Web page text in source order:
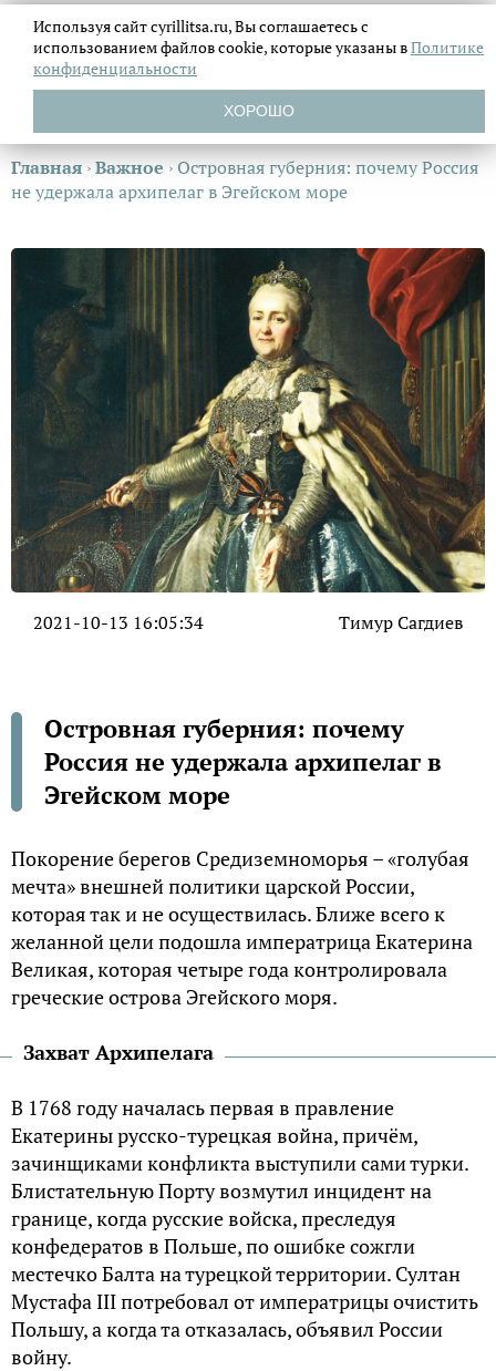
Главная ›Важное ›Островная губерния: почему Россия
не удержала архипелаг в Эгейском море
2021-10-13 16:05:34 Тимур Сагдиев
Островная губерния: почему
Россия не удержала архипелаг в
Эгейском море
Покорение берегов Средиземноморья – «голубая
мечта» внешней политики царской России,
которая так и не осуществилась. Ближе всего к
желанной цели подошла императрица Екатерина
Великая, которая четыре года контролировала
греческие острова Эгейского моря.
Захват Архипелага
В 1768 году началась первая в правление
Екатерины русско-турецкая война, причём,
зачинщиками конфликта выступили сами турки.
Блистательную Порту возмутил инцидент на
границе, когда русские войска, преследуя
конфедератов в Польше, по ошибке сожгли
местечко Балта на турецкой территории. Султан
Мустафа III потребовал от императрицы очистить
Польшу, а когда та отказалась, объявил России
войну.
Используя сайт cyrillitsa.ru, Вы соглашаетесь с
использованием файловcookie, которые указаны вПолитике
конфиденциальности
ХОРОШО